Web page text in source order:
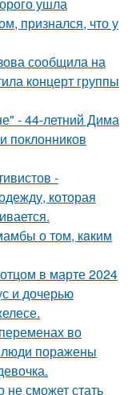
признался, что у
сообщила на
концерт группы
- 44-летний Дима
поклонников
-
которая
о том, кaким
в марте 2024
и дочерью
во
поражены
не сможет стать